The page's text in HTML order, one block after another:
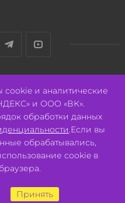
В КОРЗИНУ
ул. Павловский тракт, 52.
1082221000531.
для активных
Авалон
cookie и аналитические
и ООО «ВК».
обработки данных
.Если вы
обрабатывались,
cookie в
Принять